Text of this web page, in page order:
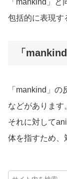
「mankind」
包括的に表現す
「
「mankind」の
などがあります
それに対して
体を指すため、